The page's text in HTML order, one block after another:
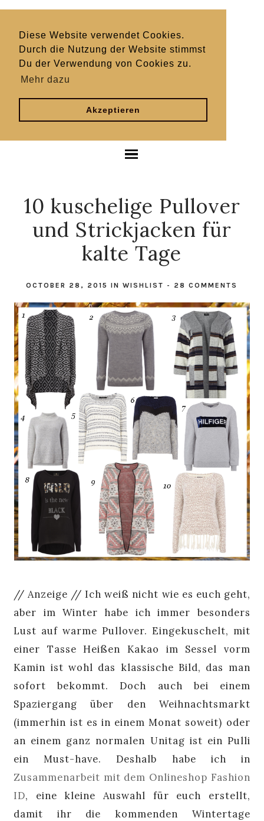
Diese Website verwendet Cookies.
Durch die Nutzung der Website stimmst
Du der Verwendung von Cookies zu.
Mehr dazu
Akzeptieren
10 kuschelige Pullover
und Strickjacken für
kalte Tage
OCTOBER 28, 2015INWISHLIST - 28 COMMENTS
// Anzeige // Ich weiß nicht wie es euch geht,
aber im Winter habe ich immer besonders
Lust auf warme Pullover. Eingekuschelt, mit
einer Tasse Heißen Kakao im Sessel vorm
Kamin ist wohl das klassische Bild, das man
sofort bekommt. Doch auch bei einem
Spaziergang über den Weihnachtsmarkt
(immerhin ist es in einem Monat soweit) oder
an einem ganz normalen Unitag ist ein Pulli
ein Must-have. Deshalb habe ich in
Zusammenarbeit mit dem Onlineshop Fashion
ID, eine kleine Auswahl für euch erstellt,
damit ihr die kommenden Wintertage